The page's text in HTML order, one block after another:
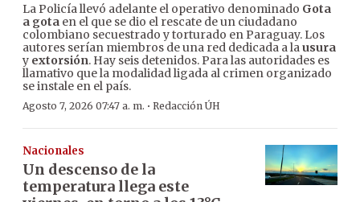
La Policía llevó adelante el operativo denominado Gota
a gota en el que se dio el rescate de un ciudadano
colombiano secuestrado y torturado en Paraguay. Los
autores serían miembros de una red dedicada a lausura
y extorsión. Hay seis detenidos. Para las autoridades es
llamativo que la modalidad ligada al crimen organizado
se instale en el país.
Agosto 7, 2026 07:47 a. m. · Redacción ÚH
Nacionales
Un descenso de la
temperatura llega este